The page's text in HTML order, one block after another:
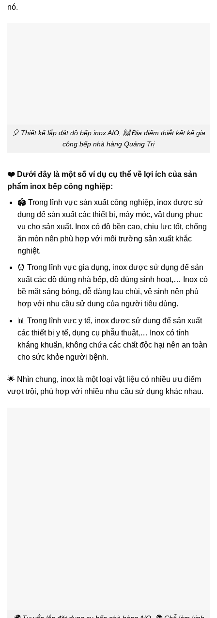
nó.
🎈 Thiết kế lắp đặt đồ bếp inox AIO, 🙌 Đị̣a điểm thiế́t kết kế gia
công bếp nhà hàng Quảng Trị
❤️ Dưới đây là một số ví dụ cụ thể về lợi ích của sản
phẩm inox bếp công nghiệp:
🏟️ Trong lĩnh vực sản xuất công nghiệp, inox được sử
dụng để sản xuất các thiết bị, máy móc, vật dụng phục
vụ cho sản xuất. Inox có độ bền cao, chịu lực tốt, chống
ăn mòn nên phù hợp với môi trường sản xuất khắc
nghiệt.
⏰ Trong lĩnh vực gia dụng, inox được sử dụng để sản
xuất các đồ dùng nhà bếp, đồ dùng sinh hoạt,… Inox có
bề mặt sáng bóng, dễ dàng lau chùi, vệ sinh nên phù
hợp với nhu cầu sử dụng của người tiêu dùng.
📊 Trong lĩnh vực y tế, inox được sử dụng để sản xuất
các thiết bị y tế, dụng cụ phẫu thuật,… Inox có tính
kháng khuẩn, không chứa các chất độc hại nên an toàn
cho sức khỏe người bệnh.
🌟 Nhìn chung, inox là một loại vật liệu có nhiều ưu điểm
vượt trội, phù hợp với nhiều nhu cầu sử dụng khác nhau.